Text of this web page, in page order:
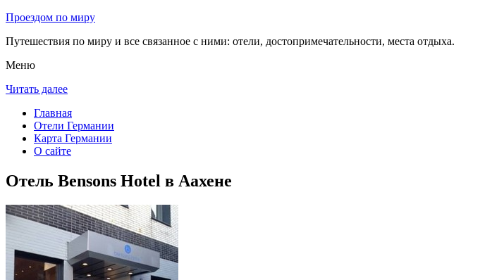
Проездом по миру
Путешествия по миру и все связанное с ними: отели, достопримечательности, места отдыха.
Меню
Читать далее
Главная
Отели Германии
Карта Германии
О сайте
Отель Bensons Hotel в Аахене